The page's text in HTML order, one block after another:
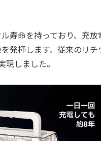
寿命を持っており、充放
発揮します。従来のリチ
しました。